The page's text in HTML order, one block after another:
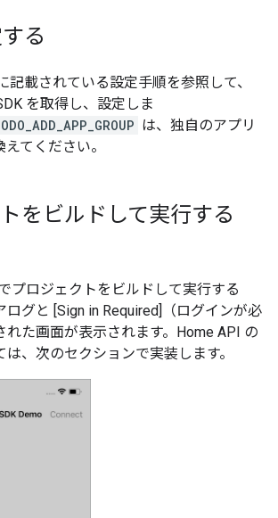
る
記載されている設定手順を参照して、
を取得し、設定しま
は、独自のアプリ
てください。
をビルドして実行する
プロジェクトをビルドして実行する
ログと [Sign in Required]（ログインが必
れた画面が表示されます。Home API の
、次のセクションで実装します。